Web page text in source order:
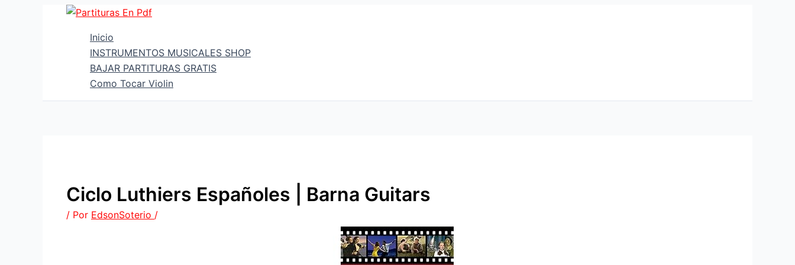
Inicio
INSTRUMENTOS MUSICALES SHOP
BAJAR PARTITURAS GRATIS
Como Tocar Violin
Ciclo Luthiers Españoles | Barna Guitars
/ Por EdsonSoterio /